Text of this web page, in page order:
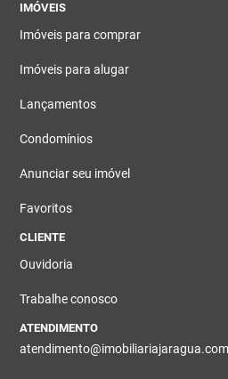
IMÓVEIS
Imóveis para comprar
Imóveis para alugar
Lançamentos
Condomínios
Anunciar seu imóvel
Favoritos
CLIENTE
Ouvidoria
Trabalhe conosco
ATENDIMENTO